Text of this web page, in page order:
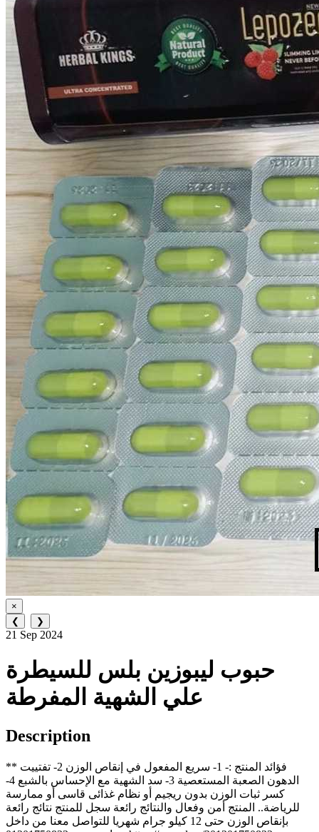
×
❮
❯
21 Sep 2024
حبوب ليبوزين بلس للسيطرة
علي الشهية المفرطة
Description
** فؤائد المنتج :- 1- سريع المفعول في إنقاص الوزن 2- تفتييت
الدهون الصعبة المستعصية 3- سد الشهية مع الإحساس بالشبع 4-
كسر ثبات الوزن بدون ريجيم أو نظام غذائى قاسى أو ممارسة
للرياضة.. المنتج أمن وفعال والنتائج رائعة سجل للمنتج نتائج رائعة
بإنقاص الوزن حتى 12 كيلو جرام شهريا للتواصل معنا من داخل